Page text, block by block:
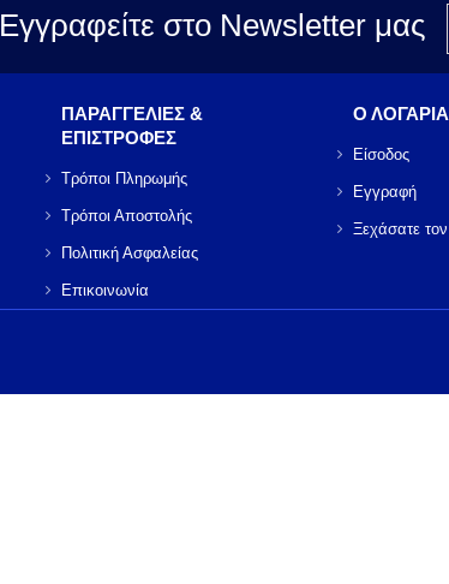
Εγγραφείτε στο Νewsletter μας
ΠΑΡΑΓΓΕΛΙΕΣ &
ΕΠΙΣΤΡΟΦΕΣ
Τρόποι Πληρωμής
Τρόποι Αποστολής
Πολιτική Ασφαλείας
Επικοινωνία
Ο
Είσοδος
Εγγραφή
Ξεχάσατε